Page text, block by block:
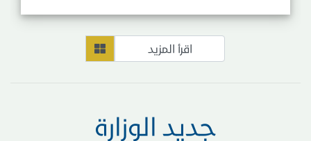
جديد الوزارة